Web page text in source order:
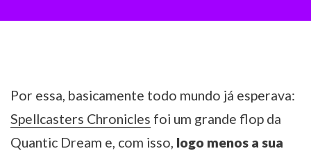
Por essa, basicamente todo mundo já esperava:
Spellcasters Chronicles foi um grande flop da
Quantic Dream e, com isso, logo menos a sua